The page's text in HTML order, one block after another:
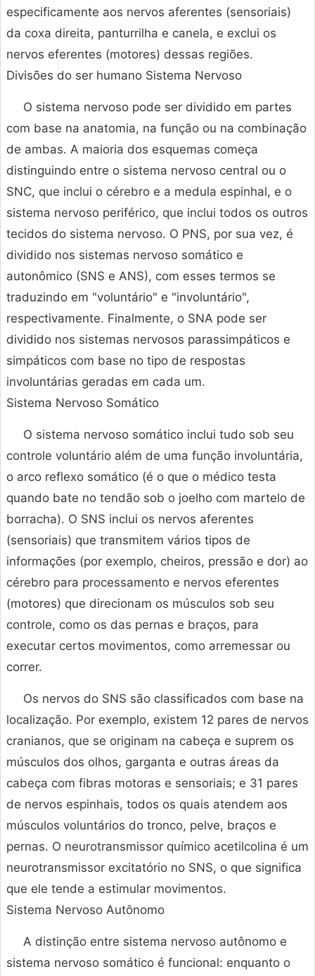
especificamente aos nervos aferentes (sensoriais)
da coxa direita, panturrilha e canela, e exclui os
nervos eferentes (motores) dessas regiões.
Divisões do ser humano Sistema Nervoso
O sistema nervoso pode ser dividido em partes
com base na anatomia, na função ou na combinação
de ambas. A maioria dos esquemas começa
distinguindo entre o sistema nervoso central ou o
SNC, que inclui o cérebro e a medula espinhal, e o
sistema nervoso periférico, que inclui todos os outros
tecidos do sistema nervoso. O PNS, por sua vez, é
dividido nos sistemas nervoso somático e
autonômico (SNS e ANS), com esses termos se
traduzindo em "voluntário" e "involuntário",
respectivamente. Finalmente, o SNA pode ser
dividido nos sistemas nervosos parassimpáticos e
simpáticos com base no tipo de respostas
involuntárias geradas em cada um.
Sistema Nervoso Somático
O sistema nervoso somático inclui tudo sob seu
controle voluntário além de uma função involuntária,
o arco reflexo somático (é o que o médico testa
quando bate no tendão sob o joelho com martelo de
borracha). O SNS inclui os nervos aferentes
(sensoriais) que transmitem vários tipos de
informações (por exemplo, cheiros, pressão e dor) ao
cérebro para processamento e nervos eferentes
(motores) que direcionam os músculos sob seu
controle, como os das pernas e braços, para
executar certos movimentos, como arremessar ou
correr.
Os nervos do SNS são classificados com base na
localização. Por exemplo, existem 12 pares de nervos
cranianos, que se originam na cabeça e suprem os
músculos dos olhos, garganta e outras áreas da
cabeça com fibras motoras e sensoriais; e 31 pares
de nervos espinhais, todos os quais atendem aos
músculos voluntários do tronco, pelve, braços e
pernas. O neurotransmissor químico acetilcolina é um
neurotransmissor excitatório no SNS, o que significa
que ele tende a estimular movimentos.
Sistema Nervoso Autônomo
A distinção entre sistema nervoso autônomo e
sistema nervoso somático é funcional: enquanto o